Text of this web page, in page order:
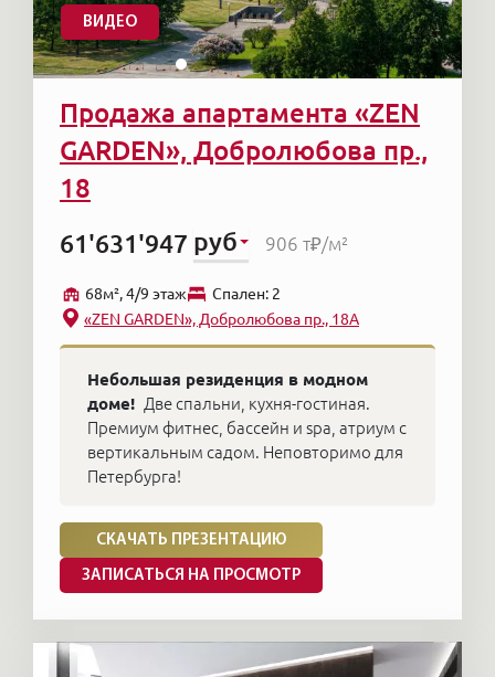
ВИДЕО
Продажа апартамента «ZEN
GARDEN», Добролюбова пр.,
18
61'631'947 руб 906 т₽/м²
68м², 4/9 этаж
Cпален: 2
«ZEN GARDEN», Добролюбова пр., 18А
Небольшая резиденция в модном
доме! Две спальни, кухня-гостиная.
Премиум фитнес, бaccейн и spa, атриум с
вертикальным садом. Неповторимо для
Петербурга!
СКАЧАТЬ ПРЕЗЕНТАЦИЮ
ЗАПИСАТЬСЯ НА ПРОСМОТР